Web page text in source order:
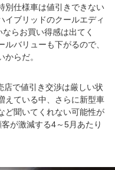
別仕様車は値引きできない
イブリッドのクールエディ
らお買い得感は出てく
バリューも下がるので、
らだ。
で値引き交渉は厳しい状
えている中、さらに新型車
ど聞いてくれない可能性が
が激減する4～5月あたり